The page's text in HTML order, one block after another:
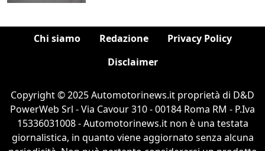
Chi siamo Redazione
Privacy Policy
Disclaimer
Copyright © 2025 Automotorinews.it proprietà di D&D
PowerWeb Srl - Via Cavour 310 - 00184 Roma RM - P.Iva
15336031008 - Automotorinews.it non è una testata
giornalistica, in quanto viene aggiornato senza alcuna